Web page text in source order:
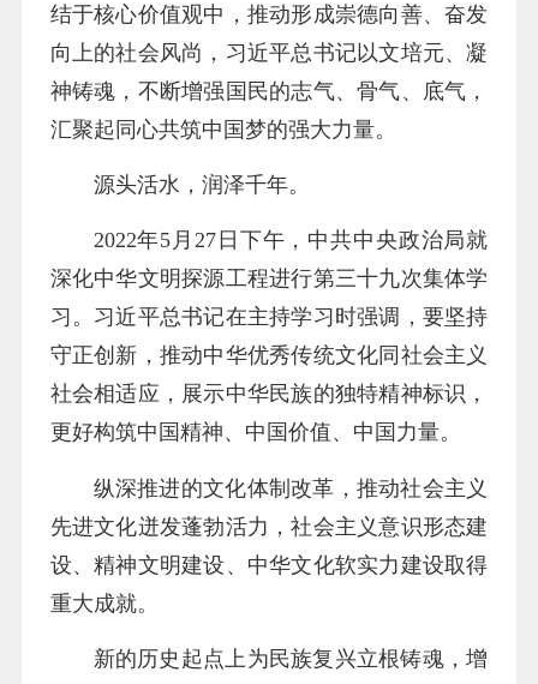
结于核心价值观中，推动形成崇德向善、奋发
向上的社会风尚，习近平总书记以文培元、凝
神铸魂，不断增强国民的志气、骨气、底气，
汇聚起同心共筑中国梦的强大力量。
源头活水，润泽千年。
2022年5月27日下午，中共中央政治局就
深化中华文明探源工程进行第三十九次集体学
习。习近平总书记在主持学习时强调，要坚持
守正创新，推动中华优秀传统文化同社会主义
社会相适应，展示中华民族的独特精神标识，
更好构筑中国精神、中国价值、中国力量。
纵深推进的文化体制改革，推动社会主义
先进文化迸发蓬勃活力，社会主义意识形态建
设、精神文明建设、中华文化软实力建设取得
重大成就。
新的历史起点上为民族复兴立根铸魂，增